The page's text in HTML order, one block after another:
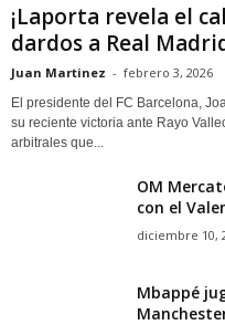
¡Laporta revela el
dardos a Real
Juan Martinez - febrero 3, 2026
El presidente del FC Barcelona,
su reciente victoria ante Rayo
arbitrales que...
OM
con el
diciembre 10,
Mbappé